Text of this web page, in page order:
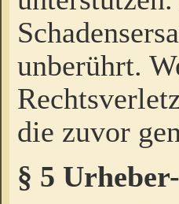
unberührt.
die zuvor
§ 5